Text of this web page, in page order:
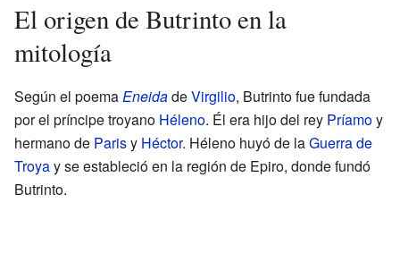
El origen de Butrinto en la
mitología
Según el poemaEneidadeVirgilio, Butrinto fue fundada
por el príncipe troyano Héleno. Él era hijo del rey Príamoy
hermano de Parisy Héctor. Héleno huyó de laGuerra de
Troyay se estableció en la región de Epiro, donde fundó
Butrinto.